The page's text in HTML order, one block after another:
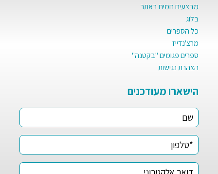
מבצעים חמים באתר
בלוג
כל הספרים
מרצ'נדייז
ספרים פגומים "בקטנה"
הצהרת נגישות
הישארו מעודכנים